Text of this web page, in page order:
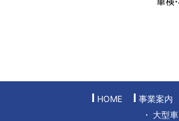
HOME
事業案内
大型